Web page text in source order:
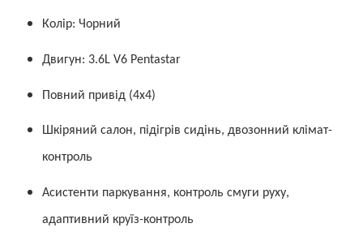
Колір: Чорний
Двигун: 3.6L V6 Pentastar
Повний привід (4x4)
Шкіряний салон, підігрів сидінь, двозонний клімат-
контроль
Асистенти паркування, контроль смуги руху,
адаптивний круїз-контроль